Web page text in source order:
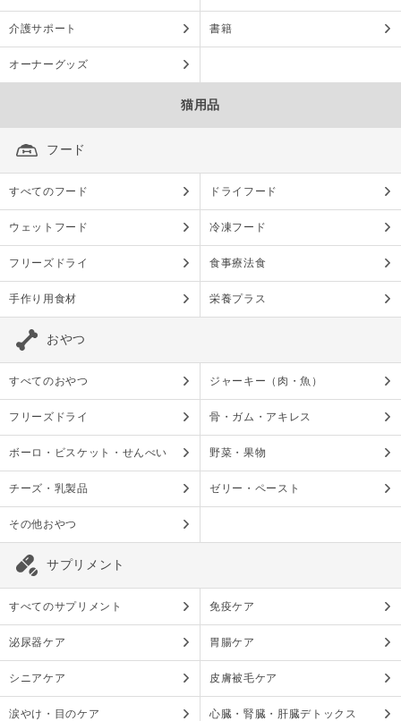
介護サポート 書籍
オーナーグッズ
猫用品
フード
すべてのフード ドライフード
ウェットフード 冷凍フード
フリーズドライ 食事療法食
手作り用食材 栄養プラス
おやつ
すべてのおやつ ジャーキー（肉・魚）
フリーズドライ 骨・ガム・アキレス
ボーロ・ビスケット・せんべい 野菜・果物
チーズ・乳製品 ゼリー・ペースト
その他おやつ
サプリメント
すべてのサプリメント 免疫ケア
泌尿器ケア 胃腸ケア
シニアケア 皮膚被毛ケア
涙やけ・目のケア 心臓・腎臓・肝臓デトックス